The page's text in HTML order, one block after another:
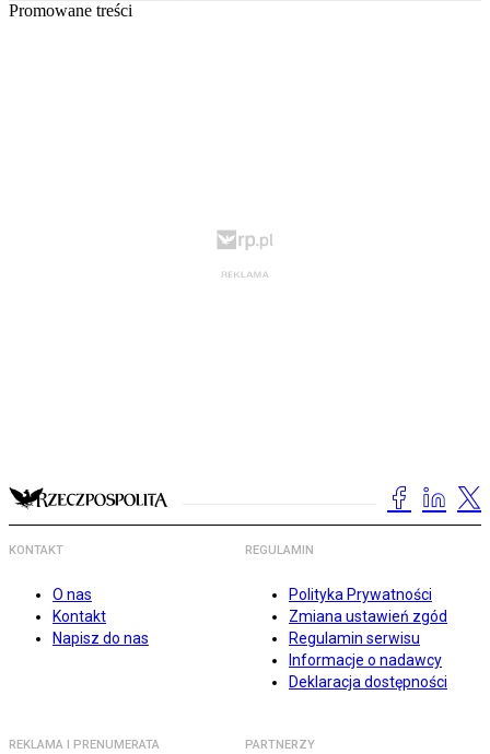
Promowane treści
KONTAKT
O nas
Kontakt
Napisz do nas
REGULAMIN
Polityka Prywatności
Zmiana ustawień zgód
Regulamin serwisu
Informacje o nadawcy
Deklaracja dostępności
REKLAMA I PRENUMERATA PARTNERZY